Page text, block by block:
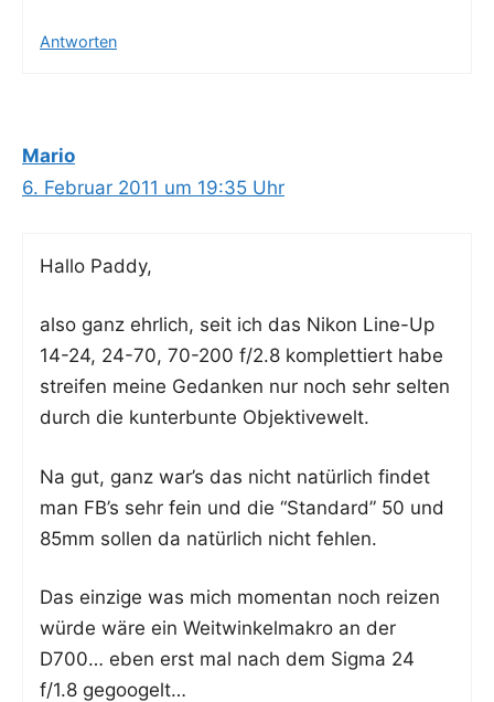
Antworten
Mario
6. Februar 2011 um 19:35 Uhr
Hal­lo Paddy,
also ganz ehr­lich, seit ich das Nikon Line-Up
14-24, 24-70, 70-200 f/2.8 kom­plet­tiert habe
strei­fen mei­ne Gedan­ken nur noch sehr sel­ten
durch die kun­ter­bun­te Objektivewelt.
Na gut, ganz war’s das nicht natür­lich fin­det
man FB’s sehr fein und die “Stan­dard” 50 und
85mm sol­len da natür­lich nicht fehlen.
Das ein­zi­ge was mich momen­tan noch rei­zen
wür­de wäre ein Weit­win­kel­ma­kro an der
D700… eben erst mal nach dem Sig­ma 24
f/1.8 gegoogelt…